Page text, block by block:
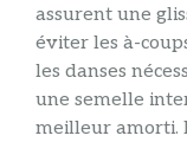
assurent une
éviter les à-
les danses
une semelle
meilleur amorti.